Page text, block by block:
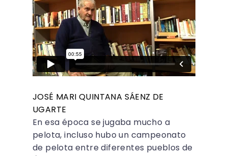
JOSÉ MARI QUINTANA SÁENZ DE
UGARTE
En esa época se jugaba mucho a
pelota, incluso hubo un campeonato
de pelota entre diferentes pueblos de